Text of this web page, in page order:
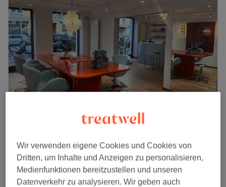
Nordisch Nobel Friseure
Winterhude, Hamburg
Auf Karte anzeigen
Nebenzeiten
FRESH UP (bis 3 Monate) -
STRÄHNEN I BABYLIGHTS I
ab132,80 €
Wir verwenden eigene Cookies und Cookies von
Dritten, um Inhalte und Anzeigen zu personalisieren,
Medienfunktionen bereitzustellen und unseren
Datenverkehr zu analysieren. Wir geben auch